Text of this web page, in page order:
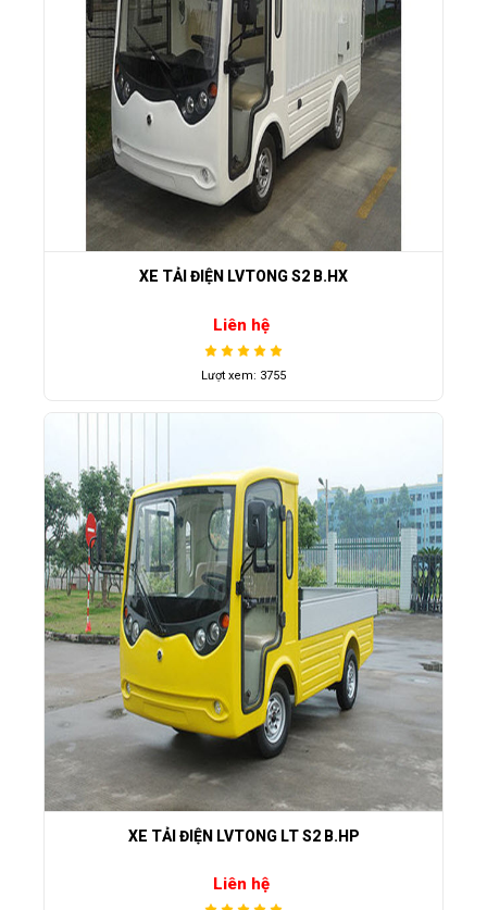
XE TẢI ĐIỆN LVTONG S2 B.HX
Liên hệ
Lượt xem: 3755
XE TẢI ĐIỆN LVTONG LT S2 B.HP
Liên hệ